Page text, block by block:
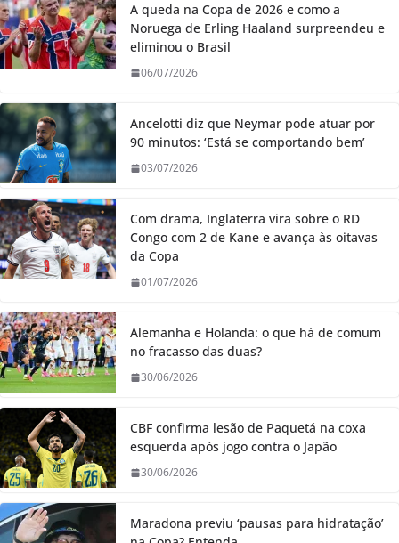
A queda na Copa de 2026 e como a
Noruega de Erling Haaland surpreendeu e
eliminou o Brasil
06/07/2026
Ancelotti diz que Neymar pode atuar por
90 minutos: ‘Está se comportando bem’
03/07/2026
Com drama, Inglaterra vira sobre o RD
Congo com 2 de Kane e avança às oitavas
da Copa
01/07/2026
Alemanha e Holanda: o que há de comum
no fracasso das duas?
30/06/2026
CBF confirma lesão de Paquetá na coxa
esquerda após jogo contra o Japão
30/06/2026
Maradona previu ‘pausas para hidratação’